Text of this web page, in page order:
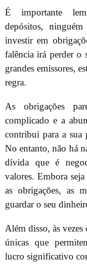
É importante
depósitos,
investir em
falência irá perder o
grandes emissores,
regra.
As obrigações
complicado e a
contribui para a sua
No entanto, não há
dívida que é
valores. Embora
as obrigações, as
guardar o seu
Além disso, às vezes
únicas que
lucro significativo